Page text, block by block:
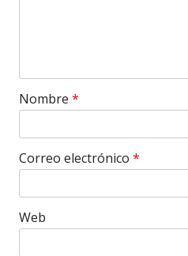
Nombre *
Correo electrónico *
Web